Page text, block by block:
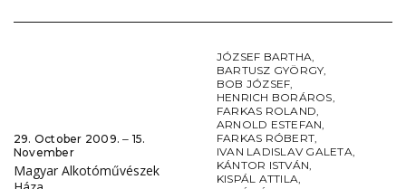
29. October 2009. ‒ 15.
November
Magyar Alkotóművészek
JÓZSEF BARTHA,
BARTUSZ GYÖRGY,
BOB JÓZSEF,
HENRICH BORÁROS,
FARKAS ROLAND,
ARNOLD ESTEFAN,
FARKAS RÓBERT,
IVAN LADISLAV GALETA,
KÁNTOR ISTVÁN,
KISPÁL ATTILA,